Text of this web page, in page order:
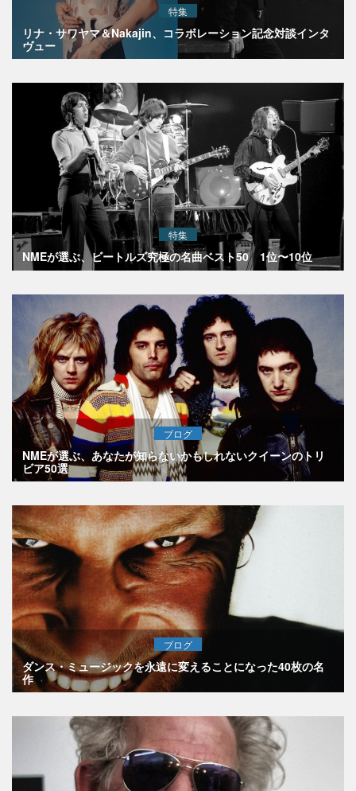
特集
リナ・サワヤマ＆Nakajin、コラボレーション記念対談インタ
ヴュー
特集
NMEが選ぶ、ビートルズ究極の名曲ベスト50 1位〜10位
ブログ
NMEが選ぶ、あなたが知らないかもしれないクイーンのトリ
ビア50選
ブログ
ダンス・ミュージックを永遠に変えることになった40枚の名
作